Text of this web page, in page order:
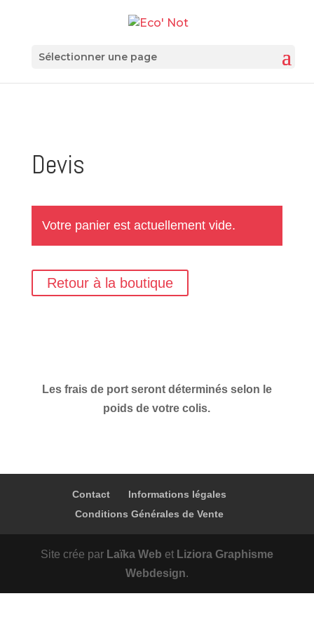
Sélectionner une page
Devis
Votre panier est actuellement vide.
Retour à la boutique
Les frais de port seront déterminés selon le
poids de votre colis.
Contact
Informations légales
Conditions Générales de Vente
Site crée par Laïka Web et Liziora Graphisme
Webdesign.